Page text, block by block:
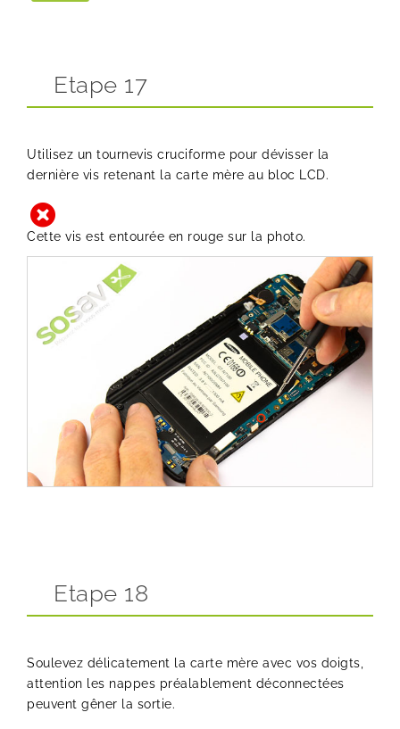
Etape 17
Utilisez un tournevis cruciforme pour dévisser la
dernière vis retenant la carte mère au bloc LCD.
Cette vis est entourée en rouge sur la photo.
Etape 18
Soulevez délicatement la carte mère avec vos doigts,
attention les nappes préalablement déconnectées
peuvent gêner la sortie.